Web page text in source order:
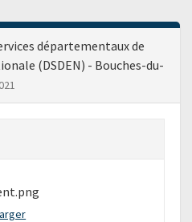
départementaux de
(DSDEN) - Bouches-du-